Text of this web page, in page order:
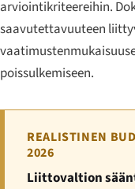
arviointikriteereihin.
saavutettavuuteen
poissulkemiseen.
REALISTINEN
2026
Liittovaltion